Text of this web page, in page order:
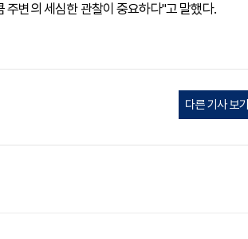
주변의 세심한 관찰이 중요하다"고 말했다.
다른 기사 보기